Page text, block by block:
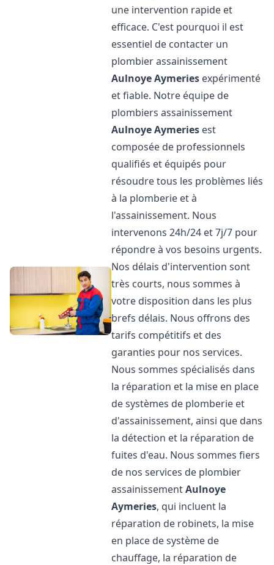
une intervention rapide et
efficace. C'est pourquoi il est
essentiel de contacter un
plombier assainissement
Aulnoye Aymeries expérimenté
et fiable. Notre équipe de
plombiers assainissement
Aulnoye Aymeries est
composée de professionnels
qualifiés et équipés pour
résoudre tous les problèmes liés
à la plomberie et à
l'assainissement. Nous
intervenons 24h/24 et 7j/7 pour
répondre à vos besoins urgents.
Nos délais d'intervention sont
très courts, nous sommes à
votre disposition dans les plus
brefs délais. Nous offrons des
tarifs compétitifs et des
garanties pour nos services.
Nous sommes spécialisés dans
la réparation et la mise en place
de systèmes de plomberie et
d'assainissement, ainsi que dans
la détection et la réparation de
fuites d'eau. Nous sommes fiers
de nos services de plombier
assainissementAulnoye
Aymeries, qui incluent la
réparation de robinets, la mise
en place de système de
chauffage, la réparation de